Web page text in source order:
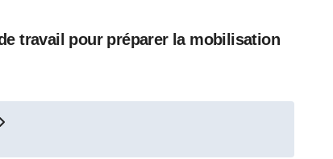
travail pour préparer la mobilisation